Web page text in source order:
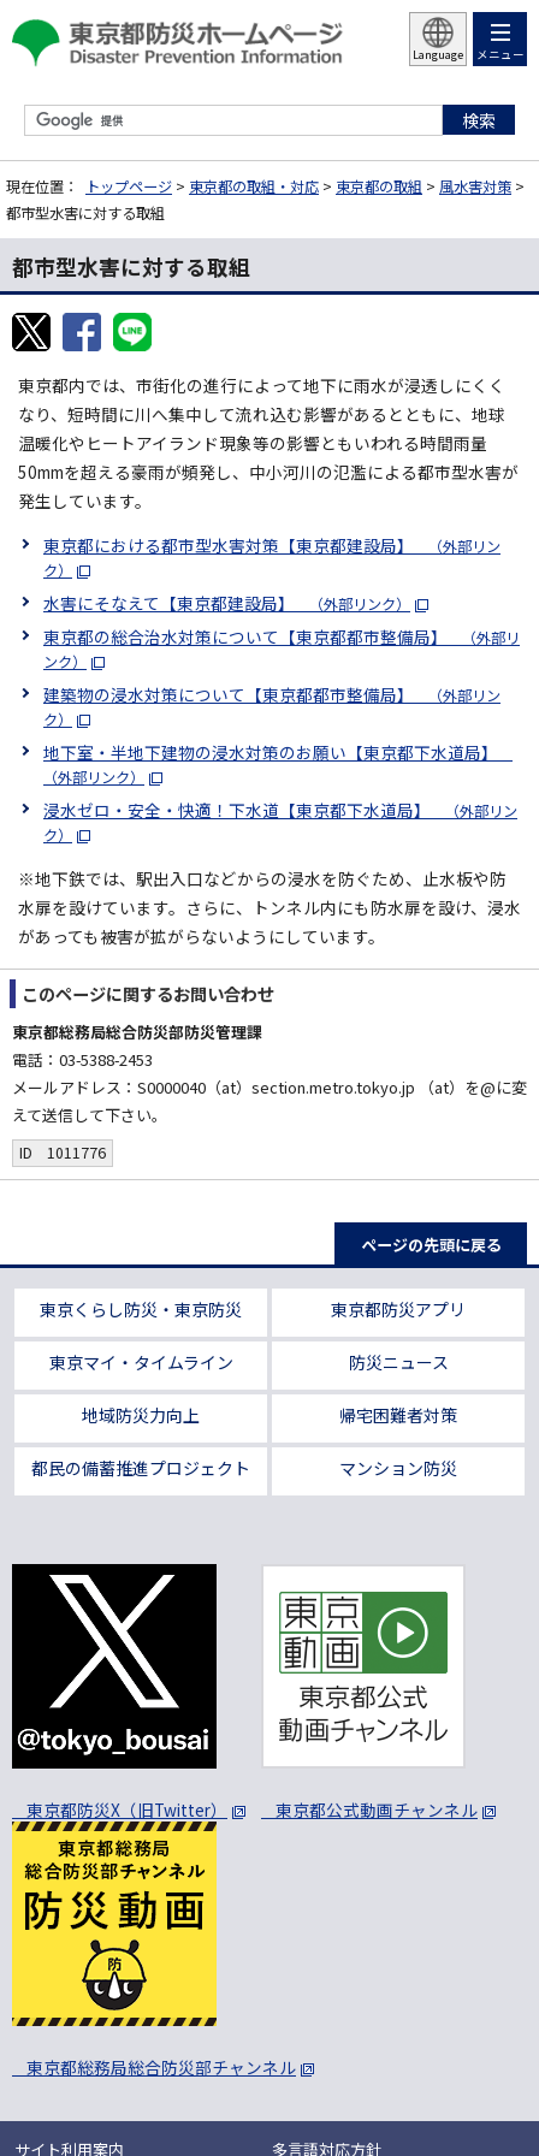
Language メニュー
現在位置： トップページ > 東京都の取組・対応 > 東京都の取組 > 風水害対策 >
都市型水害に対する取組
都市型水害に対する取組
東京都内では、市街化の進行によって地下に雨水が浸透しにくく
なり、短時間に川へ集中して流れ込む影響があるとともに、地球
温暖化やヒートアイランド現象等の影響ともいわれる時間雨量
50mmを超える豪雨が頻発し、中小河川の氾濫による都市型水害が
発生しています。
東京都における都市型水害対策【東京都建設局】
（外部リン
ク）
水害にそなえて【東京都建設局】 （外部リンク）
東京都の総合治水対策について【東京都都市整備局】
（外部リ
ンク）
建築物の浸水対策について【東京都都市整備局】
（外部リン
ク）
地下室・半地下建物の浸水対策のお願い【東京都下水道局】
（外部リンク）
浸水ゼロ・安全・快適！下水道【東京都下水道局】
（外部リン
ク）
※地下鉄では、駅出入口などからの浸水を防ぐため、止水板や防
水扉を設けています。さらに、トンネル内にも防水扉を設け、浸水
があっても被害が拡がらないようにしています。
このページに関するお問い合わせ
東京都総務局総合防災部防災管理課
電話：03-5388-2453
メールアドレス：S0000040（at）section.metro.tokyo.jp （at）を@に変
えて送信して下さい。
ID 1011776
ページの先頭に戻る
東京くらし防災・東京防災 東京都防災アプリ
東京マイ・タイムライン 防災ニュース
地域防災力向上 帰宅困難者対策
都民の備蓄推進プロジェクト マンション防災
東京都防災X（旧Twitter） 東京都公式動画チャンネル
東京都総務局総合防災部チャンネル
サイト利用案内 多言語対応方針